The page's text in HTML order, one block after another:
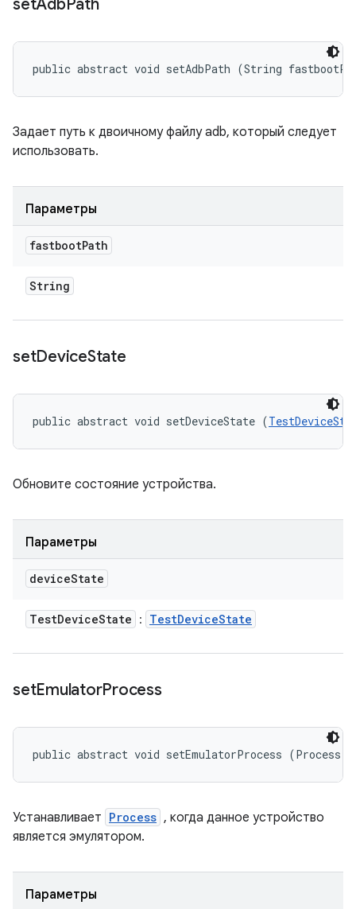
setAdbPath
public abstract void setAdbPath (String
Задает путь к двоичному файлу adb, который следует
использовать.
Параметры
fastbootPath
String
setDeviceState
public abstract void setDeviceState (
Обновите состояние устройства.
Параметры
deviceState
TestDeviceState : TestDeviceState
setEmulatorProcess
public abstract void setEmulatorProcess (Process
Устанавливает Process , когда данное устройство
является эмулятором.
Параметры